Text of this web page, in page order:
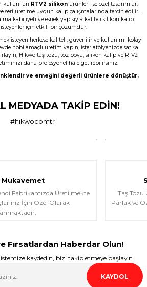
,
kullanılan RTV2 silikonürünleri ise özel tasarımlar,
seri üretime uygun kalıp çalışmalarında tercih edilir.
kabiliyeti ve esnek yapısıyla kaliteli silikon kalıp
için etkili bir çözümdür.
isteyen herkese kaliteli, güvenilir ve kullanımı kolay
hobi amaçlı üretim yapın, ister atölyenizde satışa
Hikwo taş tozu, toz boya, silikon kalıp ve RTV2
daha profesyonel hale getirebilirsiniz.
ve emeğini değerli ürünlere dönüştür.
MEDYADA TAKİP EDİN!
#hikwocomtr
Mukavemet
Fabrikamızda Üretilmekte
İçin Özel Olarak
Taş
Parlak ve
Fırsatlardan Haberdar Olun!
kaydedin, bizi takip etmeye başlayın.
KAYDOL